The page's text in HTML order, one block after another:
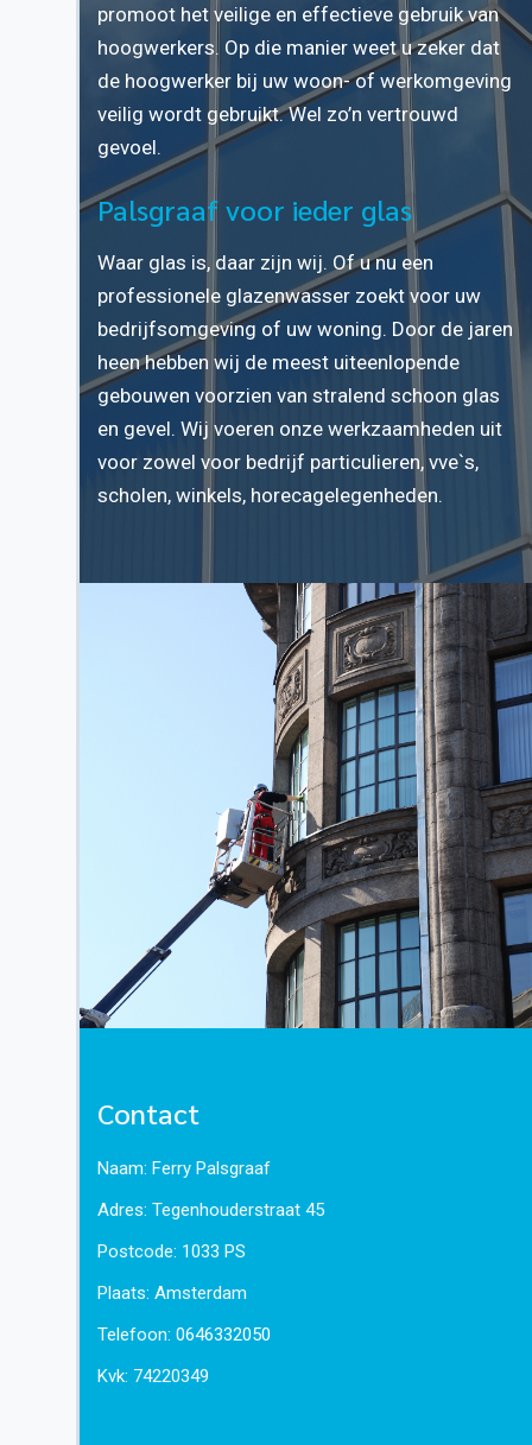
promoot het veilige en effectieve gebruik van
hoogwerkers. Op die manier weet u zeker dat
de hoogwerker bij uw woon- of werkomgeving
veilig wordt gebruikt. Wel zo’n vertrouwd
gevoel.
Palsgraaf voor ieder glas
Waar glas is, daar zijn wij. Of u nu een
professionele glazenwasser zoekt voor uw
bedrijfsomgeving of uw woning. Door de jaren
heen hebben wij de meest uiteenlopende
gebouwen voorzien van stralend schoon glas
en gevel. Wij voeren onze werkzaamheden uit
voor zowel voor bedrijf particulieren, vve`s,
scholen, winkels, horecagelegenheden.
Contact
Naam: Ferry Palsgraaf
Adres: Tegenhouderstraat 45
Postcode: 1033 PS
Plaats: Amsterdam
Telefoon: 0646332050
Kvk: 74220349